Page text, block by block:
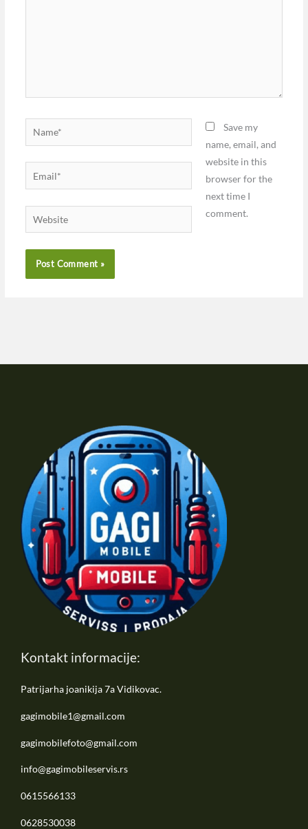
Name*
Website
Save my
name, email, and
website in this
browser for the
next time I
comment.
Kontakt informacije:
Patrijarha joanikija 7a Vidikovac.
gagimobile1@gmail.com
gagimobilefoto@gmail.com
info@gagimobileservis.rs
0615566133
0628530038